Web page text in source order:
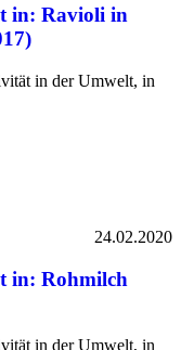
in: Ravioli in
in der Umwelt, in
24.02.2020
in: Rohmilch
in der Umwelt, in